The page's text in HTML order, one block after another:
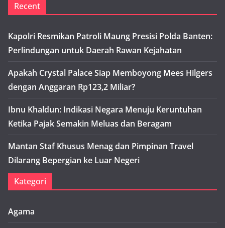
Recent
Kapolri Resmikan Patroli Maung Presisi Polda Banten:
Perlindungan untuk Daerah Rawan Kejahatan
Apakah Crystal Palace Siap Memboyong Mees Hilgers
dengan Anggaran Rp123,2 Miliar?
Ibnu Khaldun: Indikasi Negara Menuju Keruntuhan
Ketika Pajak Semakin Meluas dan Beragam
Mantan Staf Khusus Menag dan Pimpinan Travel
Dilarang Bepergian ke Luar Negeri
Kategori
Agama